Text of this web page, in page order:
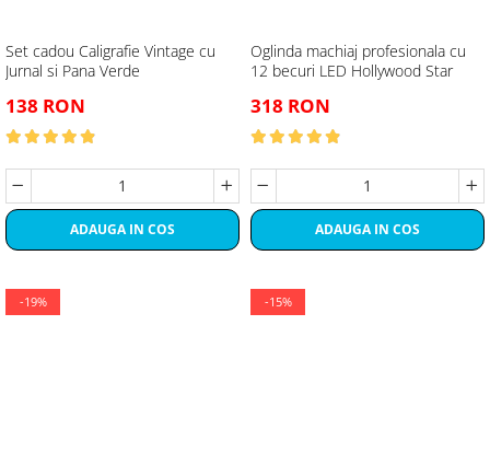
Set cadou Caligrafie Vintage cu
Jurnal si Pana Verde
138 RON
ADAUGA IN COS
Oglinda machiaj profesionala cu
12 becuri LED Hollywood Star
318 RON
ADAUGA IN COS
-19% -15%